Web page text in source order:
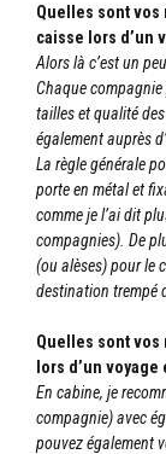
Quelles sont vos
caisse lors d’un
Alors là c’est un
Chaque
tailles et qualité
également auprès
La règle générale
porte en métal et
comme je l’ai dit
compagnies). De
(ou alèses) pour le
destination trempé
Quelles sont vos
lors d’un voyage
En cabine, je
compagnie) avec
pouvez également